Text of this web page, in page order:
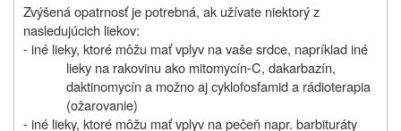
Zvýšená opatrnosť je potrebná, ak užívate niektorý z
nasledujúcich liekov:
- iné lieky, ktoré môžu mať vplyv na vaše srdce, napríklad iné
lieky na rakovinu ako mitomycín-C, dakarbazín,
daktinomycín a možno aj cyklofosfamid a rádioterapia
(ožarovanie)
- iné lieky, ktoré môžu mať vplyv na pečeň napr. barbituráty